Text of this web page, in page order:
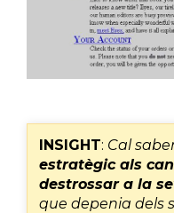
INSIGHT: Cal
estratègic als
destrossar a la
que depenia dels